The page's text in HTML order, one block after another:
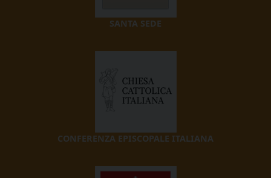
SANTA SEDE
CONFERENZA EPISCOPALE ITALIANA